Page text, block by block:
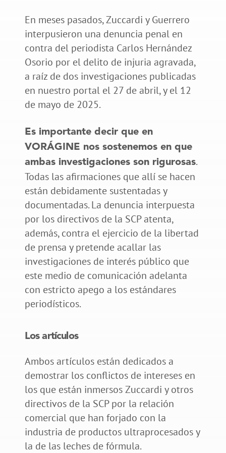
En meses pasados, Zuccardi y Guerrero
interpusieron una denuncia penal en
contra del periodista Carlos Hernández
Osorio por el delito de injuria agravada,
a raíz de dos investigaciones publicadas
en nuestro portal el 27 de abril, y el 12
de mayo de 2025.
Es importante decir que en
VORÁGINE nos sostenemos en que
ambas investigaciones son rigurosas.
Todas las afirmaciones que allí se hacen
están debidamente sustentadas y
documentadas. La denuncia interpuesta
por los directivos de la SCP atenta,
además, contra el ejercicio de la libertad
de prensa y pretende acallar las
investigaciones de interés público que
este medio de comunicación adelanta
con estricto apego a los estándares
periodísticos.
Los artículos
Ambos artículos están dedicados a
demostrar los conflictos de intereses en
los que están inmersos Zuccardi y otros
directivos de la SCP por la relación
comercial que han forjado con la
industria de productos ultraprocesados y
la de las leches de fórmula.